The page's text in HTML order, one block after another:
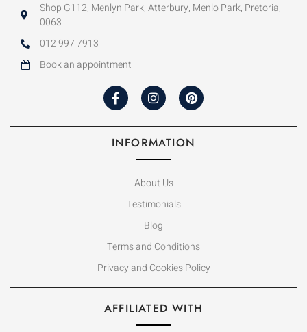
Shop G112, Menlyn Park, Atterbury, Menlo Park, Pretoria,
0063
012 997 7913
Book an appointment
INFORMATION
About Us
Testimonials
Blog
Terms and Conditions
Privacy and Cookies Policy
AFFILIATED WITH